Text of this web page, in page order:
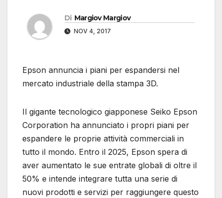
Di Margiov Margiov
NOV 4, 2017
Epson annuncia i piani per espandersi nel
mercato industriale della stampa 3D.
Il gigante tecnologico giapponese Seiko Epson
Corporation ha annunciato i propri piani per
espandere le proprie attività commerciali in
tutto il mondo. Entro il 2025, Epson spera di
aver aumentato le sue entrate globali di oltre il
50% e intende integrare tutta una serie di
nuovi prodotti e servizi per raggiungere questo